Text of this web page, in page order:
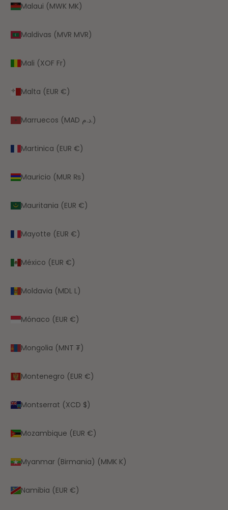
Malaui (MWK MK)
Maldivas (MVR MVR)
Mali (XOF Fr)
Malta (EUR €)
Marruecos (MAD د.م.)
Martinica (EUR €)
Mauricio (MUR ₨)
Mauritania (EUR €)
Mayotte (EUR €)
México (EUR €)
Moldavia (MDL L)
Mónaco (EUR €)
Mongolia (MNT ₮)
Montenegro (EUR €)
Montserrat (XCD $)
Mozambique (EUR €)
Myanmar (Birmania) (MMK K)
Namibia (EUR €)